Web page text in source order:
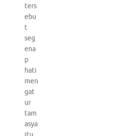
ters
ebu
t
seg
ena
p
hati
men
gat
ur
tam
asya